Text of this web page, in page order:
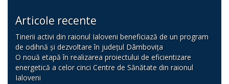
Articole recente
Tinerii activi din raionul Ialoveni beneficiază de un program
de odihnă și dezvoltare în județul Dâmbovița
O nouă etapă în realizarea proiectului de eficientizare
energetică a celor cinci Centre de Sănătate din raionul
Ialoveni